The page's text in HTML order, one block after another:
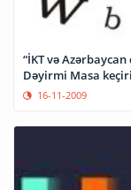
“İKT və
Dəyirmi Masa
16-11-2009